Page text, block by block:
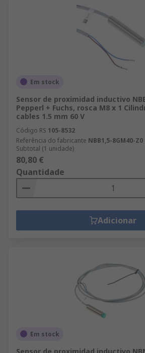
Em stock
Sensor de proximidad inductivo
Pepperl + Fuchs, rosca M8 x 1
cables 1.5 mm 60 V
Código RS 105-8532
Referência do fabricante NBB1,5-8GM40-Z0
Subtotal (1 unidade)
80,80 €
Quantidade
Adicionar
Em stock
Sensor de proximidad inductivo